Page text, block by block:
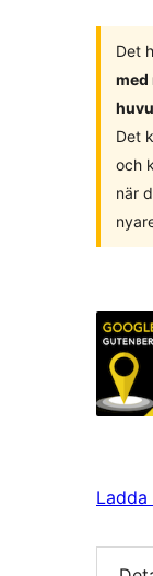
Det
med
Det
och
när
Ladda